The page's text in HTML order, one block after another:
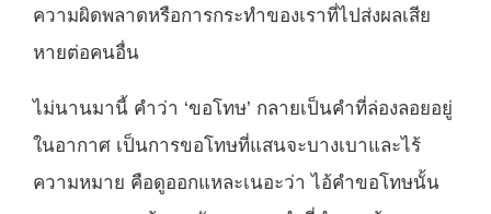
ความผิดพลาดหรือการกระทำของเราที่ไปส่งผลเสีย
หายต่อคนอื่น
ไม่นานมานี้ คำว่า ‘ขอโทษ’ กลายเป็นคำที่ล่องลอยอยู่
ในอากาศ เป็นการขอโทษที่แสนจะบางเบาและไร้
ความหมาย คือดูออกแหละเนอะว่า ไอ้คำขอโทษนั้น